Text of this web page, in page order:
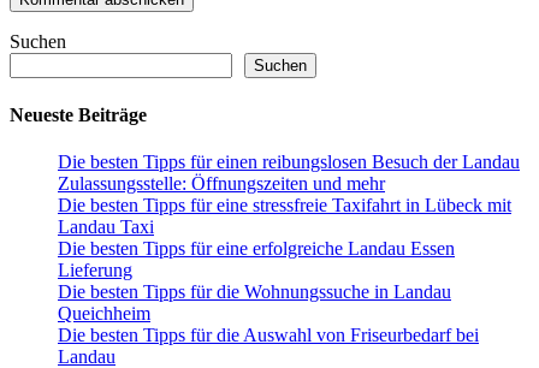
Suchen
Suchen
Neueste Beiträge
Die besten Tipps für einen reibungslosen Besuch der Landau
Zulassungsstelle: Öffnungszeiten und mehr
Die besten Tipps für eine stressfreie Taxifahrt in Lübeck mit
Landau Taxi
Die besten Tipps für eine erfolgreiche Landau Essen
Lieferung
Die besten Tipps für die Wohnungssuche in Landau
Queichheim
Die besten Tipps für die Auswahl von Friseurbedarf bei
Landau